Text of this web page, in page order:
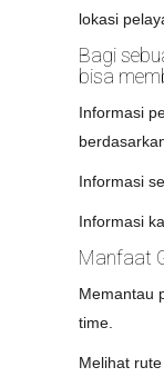
lokasi
Bagi
bisa
Informasi
Informasi
Informasi
Manfaat
Memantau
time.
Melihat